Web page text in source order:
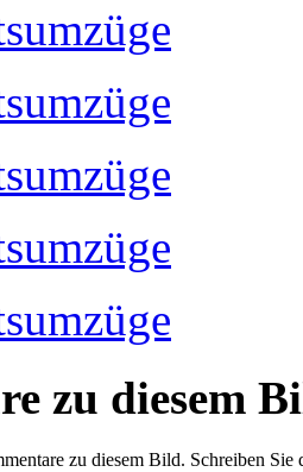
zu diesem
zu diesem Bild. Schreiben Sie